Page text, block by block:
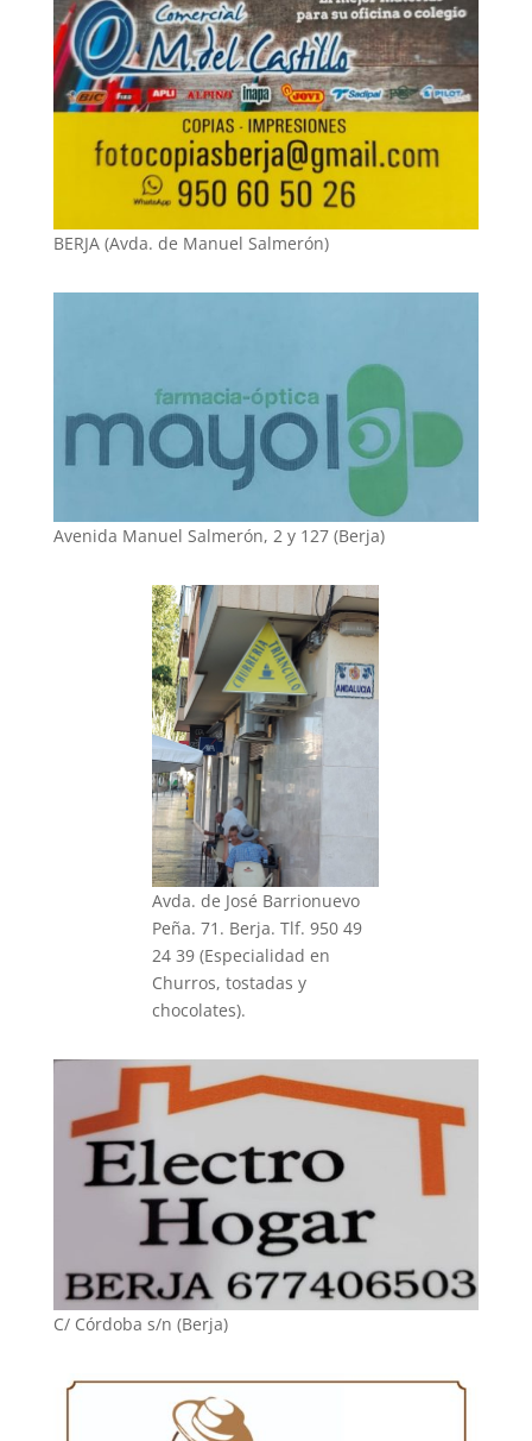
BERJA (Avda. de Manuel Salmerón)
Avenida Manuel Salmerón, 2 y 127 (Berja)
Avda. de José Barrionuevo
Peña. 71. Berja. Tlf. 950 49
24 39 (Especialidad en
Churros, tostadas y
chocolates).
C/ Córdoba s/n (Berja)